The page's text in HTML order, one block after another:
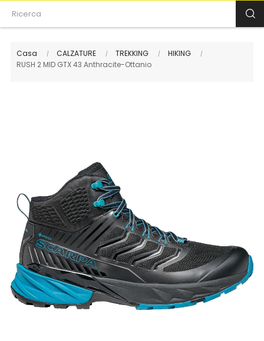
Casa CALZATURE TREKKING
HIKING
RUSH 2 MID GTX 43 Anthracite-Ottanio